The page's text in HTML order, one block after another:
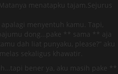
menatapku tajam.Sejurus
menyentuh kamu. Tapi,
dong…pake ** sama ** aja
dah liat punyaku, please?” aku
sekaligus khawatir.
bener ya, aku masih pake **